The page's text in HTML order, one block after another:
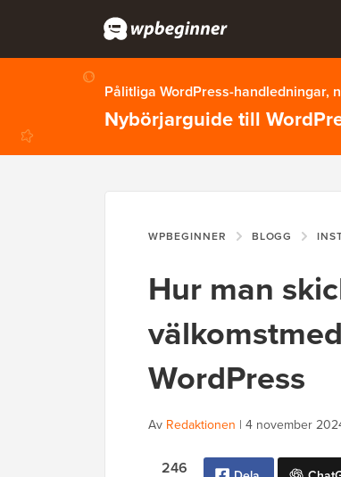
Pålitliga WordPress-handledningar,
Nybörjarguide till
WPBEGINNER BLOGG
Hur man
WordPress
Av Redaktionen | 4 november
246